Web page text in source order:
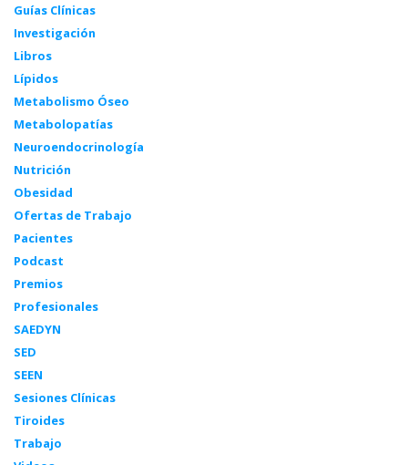
Guías Clínicas
Investigación
Libros
Lípidos
Metabolismo Óseo
Metabolopatías
Neuroendocrinología
Nutrición
Obesidad
Ofertas de Trabajo
Pacientes
Podcast
Premios
Profesionales
SAEDYN
SED
SEEN
Sesiones Clínicas
Tiroides
Trabajo